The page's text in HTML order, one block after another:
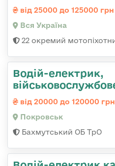
від 25000 до 125000 грн
Вся Україна
22 окремий
Водій-електрик,
від 20000 до 120000 грн
Покровськ
Бахмутський ОБ ТрО